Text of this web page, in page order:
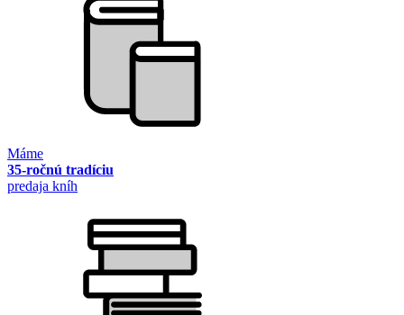
Máme
35-ročnú tradíciu
predaja kníh